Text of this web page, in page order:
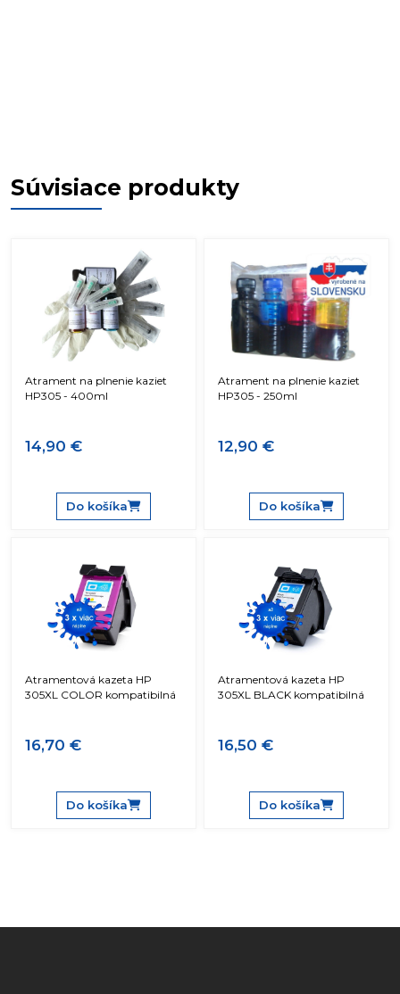
Súvisiace produkty
Atrament na plnenie kaziet
HP305 - 400ml
14,90 €
Do košíka
Atrament na plnenie kaziet
HP305 - 250ml
12,90 €
Do košíka
Atramentová kazeta HP
305XL COLOR kompatibilná
16,70 €
Do košíka
Atramentová kazeta HP
305XL BLACK kompatibilná
16,50 €
Do košíka